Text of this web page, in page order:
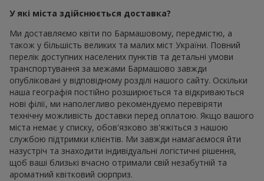
У які міста здійснюється доставка?
Ми доставляємо квіти по Бармашовому, передмістю, а
також у більшість великих та малих міст України. Повний
перелік доступних населених пунктів та детальні умови
транспортування за межами Бармашово завжди
опубліковані у відповідному розділі нашого сайту. Оскільки
наша географія постійно розширюється та відкриваються
нові філії, ми наполегливо рекомендуємо перевіряти
технічну можливість доставки перед оплатою. Якщо вашого
міста немає у списку, обов'язково зв'яжіться з нашою
службою підтримки клієнтів. Ми завжди намагаємося йти
назустріч та знаходити індивідуальні логістичні рішення,
щоб ваші близькі вчасно отримали свій незабутній та
ароматний квітковий сюрприз.